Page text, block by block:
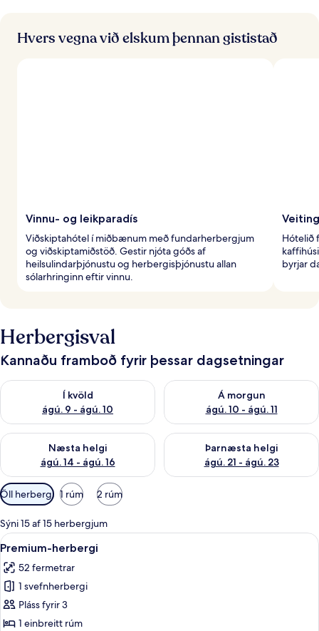
r
ð
Hvers vegna við elskum þennan gististað
Vinnu- og leikparadís
Viðskiptahótel í miðbænum með fundarherbergjum
og viðskiptamiðstöð. Gestir njóta góðs af
heilsulindarþjónustu og herbergisþjónustu allan
sólarhringinn eftir vinnu.
Hótelið
byrjar
Herbergisval
Kannaðu framboð fyrir þessar dagsetningar
Í kvöld
ágú. 9 - ágú. 10
Athuga framboð í kvöld ágú. 9 - ágú. 10
Á morgun
ágú. 10 - ágú. 11
Athuga framboð á morgun
Næsta helgi
ágú. 14 - ágú. 16
Athuga framboð næstu helgi ágú. 14 - ágú. 16
Þarnæsta helgi
ágú. 21 - ágú. 23
Athuga framboð þarnæstu
Síur
í
boði
fyrir
herbergi
Öll herbergi 1 rúm 2 rúm
Sýni 15 af 15 herbergjum
Skoða
allar
myndir
fyrir
Premium-
herbergi
7
Premium-herbergi
52 fermetrar
1 svefnherbergi
Pláss fyrir 3
1 einbreitt rúm